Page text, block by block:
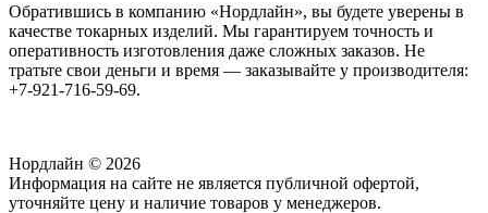
Обратившись в компанию «Нордлайн», вы будете уверены в
качестве токарных изделий. Мы гарантируем точность и
оперативность изготовления даже сложных заказов. Не
тратьте свои деньги и время — заказывайте у производителя:
+7-921-716-59-69.
Нордлайн © 2026
Информация на сайте не является публичной офертой,
уточняйте цену и наличие товаров у менеджеров.